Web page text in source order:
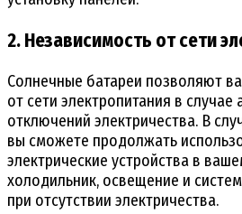
2. Независимость от сети
Солнечные батареи позволяют
от сети электропитания в случае
отключений электричества. В
вы сможете продолжать
электрические устройства в
холодильник, освещение и
при отсутствии электричества.